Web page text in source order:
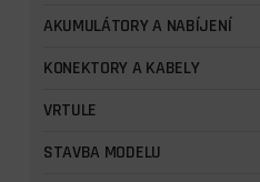
AKUMULÁTORY A NABÍJENÍ
KONEKTORY A KABELY
VRTULE
STAVBA MODELU